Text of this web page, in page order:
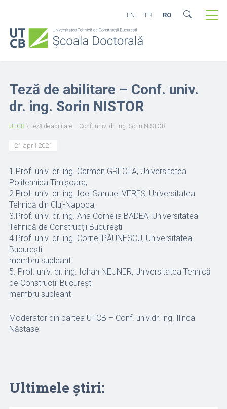
EN FR RO
Teză de abilitare – Conf. univ.
dr. ing. Sorin NISTOR
UTCB \ Teză de abilitare – Conf. univ. dr. ing. Sorin NISTOR
21 april 2021
1.Prof. univ. dr. ing. Carmen GRECEA, Universitatea
Politehnica Timișoara;
2.Prof. univ. dr. ing. Ioel Samuel VEREȘ, Universitatea
Tehnică din Cluj-Napoca;
3.Prof. univ. dr. ing. Ana Cornelia BADEA, Universitatea
Tehnică de Construcții București
4.Prof. univ. dr. ing. Cornel PĂUNESCU, Universitatea
București
membru supleant
5. Prof. univ. dr. ing. Iohan NEUNER, Universitatea Tehnică
de Construcții București
membru supleant
Moderator din partea UTCB – Conf. univ.dr. ing. Ilinca
Năstase
Ultimele știri: